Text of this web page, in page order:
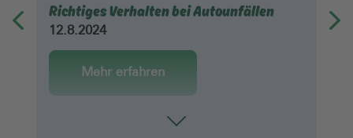
Richtiges Verhalten bei Autounfällen
12.8.2024
Mehr erfahren